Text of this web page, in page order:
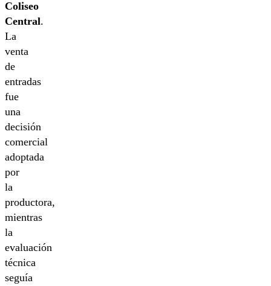
Coliseo
Central.
La
venta
de
entradas
fue
una
decisión
comercial
adoptada
por
la
productora,
mientras
la
evaluación
técnica
seguía